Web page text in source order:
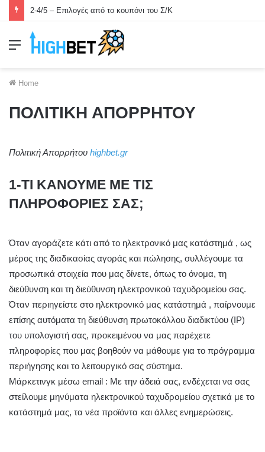
2-4/5 – Επιλογές από το κουπόνι του Σ/Κ
Menu
Home
ΠΟΛΙΤΙΚΗ ΑΠΟΡΡΗΤΟΥ
Πολιτική Απορρήτου highbet.gr
1-ΤΙ ΚΑΝΟΥΜΕ ΜΕ ΤΙΣ
ΠΛΗΡΟΦΟΡΙΕΣ ΣΑΣ;
Όταν αγοράζετε κάτι από το ηλεκτρονικό μας κατάστημά , ως
μέρος της διαδικασίας αγοράς και πώλησης, συλλέγουμε τα
προσωπικά στοιχεία που μας δίνετε, όπως το όνομα, τη
διεύθυνση και τη διεύθυνση ηλεκτρονικού ταχυδρομείου σας.
Όταν περιηγείστε στο ηλεκτρονικό μας κατάστημά , παίρνουμε
επίσης αυτόματα τη διεύθυνση πρωτοκόλλου διαδικτύου (IP)
του υπολογιστή σας, προκειμένου να μας παρέχετε
πληροφορίες που μας βοηθούν να μάθουμε για το πρόγραμμα
περιήγησης και το λειτουργικό σας σύστημα.
Μάρκετινγκ μέσω email : Με την άδειά σας, ενδέχεται να σας
στείλουμε μηνύματα ηλεκτρονικού ταχυδρομείου σχετικά με το
κατάστημά μας, τα νέα προϊόντα και άλλες ενημερώσεις.